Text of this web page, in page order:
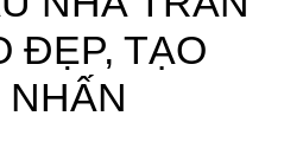
TẠO
ĐIỂM
NHẤN
ĐẸP, TẠO